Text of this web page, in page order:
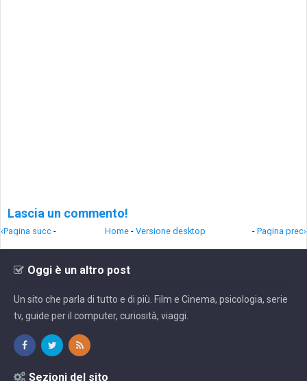
Lascia un commento!
‹Pagina succ - - Pagina prec›
Home - Versione desktop
Oggi è un altro post
Un sito che parla di tutto e di più. Film e Cinema, psicologia, serie
tv, guide per il computer, curiosità, viaggi.
Sezioni del sito